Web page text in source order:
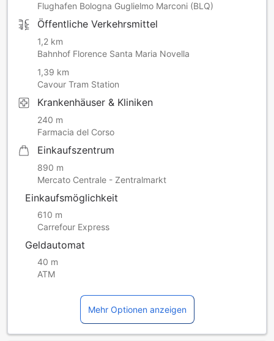
Flughafen Bologna Guglielmo Marconi (BLQ)
Öffentliche Verkehrsmittel
1,2 km
Bahnhof Florence Santa Maria Novella
1,39 km
Cavour Tram Station
Krankenhäuser & Kliniken
240 m
Farmacia del Corso
Einkaufszentrum
890 m
Mercato Centrale - Zentralmarkt
Einkaufsmöglichkeit
610 m
Carrefour Express
Geldautomat
40 m
ATM
Mehr Optionen anzeigen